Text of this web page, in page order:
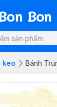
keo Bánh